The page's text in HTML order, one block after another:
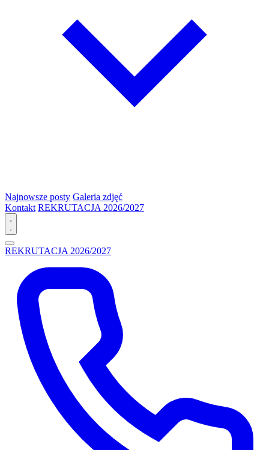
Najnowsze posty Galeria zdjęć
Kontakt REKRUTACJA 2026/2027
REKRUTACJA 2026/2027